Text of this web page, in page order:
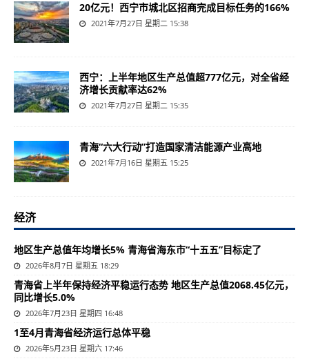
20亿元！西宁市城北区招商完成目标任务的166%
2021年7月27日 星期二 15:38
西宁：上半年地区生产总值超777亿元，对全省经
济增长贡献率达62%
2021年7月27日 星期二 15:35
青海“六大行动”打造国家清洁能源产业高地
2021年7月16日 星期五 15:25
经济
地区生产总值年均增长5% 青海省海东市“十五五”目标定了
2026年8月7日 星期五 18:29
青海省上半年保持经济平稳运行态势 地区生产总值2068.45亿元，
同比增长5.0%
2026年7月23日 星期四 16:48
1至4月青海省经济运行总体平稳
2026年5月23日 星期六 17:46